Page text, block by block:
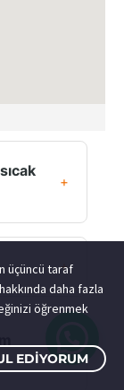
üçüncü taraf
daha fazla
öğrenmek
EDIYORUM